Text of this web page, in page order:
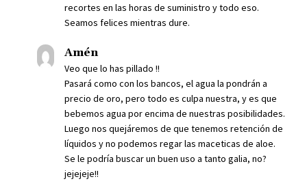
recortes en las horas de suministro y todo eso.
Seamos felices mientras dure.
Amén
Veo que lo has pillado !!
Pasará como con los bancos, el agua la pondrán a
precio de oro, pero todo es culpa nuestra, y es que
bebemos agua por encima de nuestras posibilidades.
Luego nos quejáremos de que tenemos retención de
líquidos y no podemos regar las maceticas de aloe.
Se le podría buscar un buen uso a tanto galia, no?
jejejeje!!